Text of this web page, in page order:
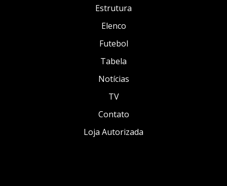
Estrutura
Elenco
Futebol
Tabela
Notícias
TV
Contato
Loja Autorizada